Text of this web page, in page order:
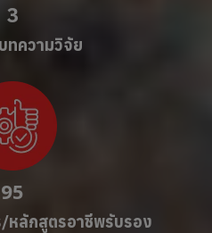
3
ทความวิจัย
95
หลักสูตรอาชีพรับรอง